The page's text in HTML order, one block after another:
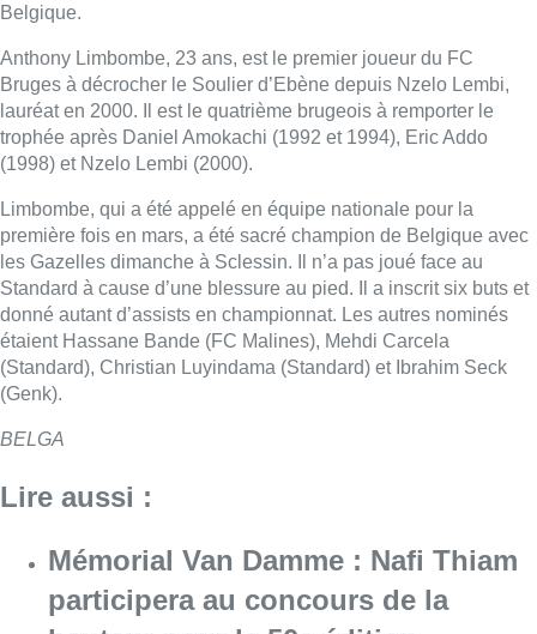
Belgique.
Anthony Limbombe, 23 ans, est le premier joueur du FC
Bruges à décrocher le Soulier d’Ebène depuis Nzelo Lembi,
lauréat en 2000. Il est le quatrième brugeois à remporter le
trophée après Daniel Amokachi (1992 et 1994), Eric Addo
(1998) et Nzelo Lembi (2000).
Limbombe, qui a été appelé en équipe nationale pour la
première fois en mars, a été sacré champion de Belgique avec
les Gazelles dimanche à Sclessin. Il n’a pas joué face au
Standard à cause d’une blessure au pied. Il a inscrit six buts et
donné autant d’assists en championnat. Les autres nominés
étaient Hassane Bande (FC Malines), Mehdi Carcela
(Standard), Christian Luyindama (Standard) et Ibrahim Seck
(Genk).
BELGA
Lire aussi :
Mémorial Van Damme : Nafi Thiam
participera au concours de la